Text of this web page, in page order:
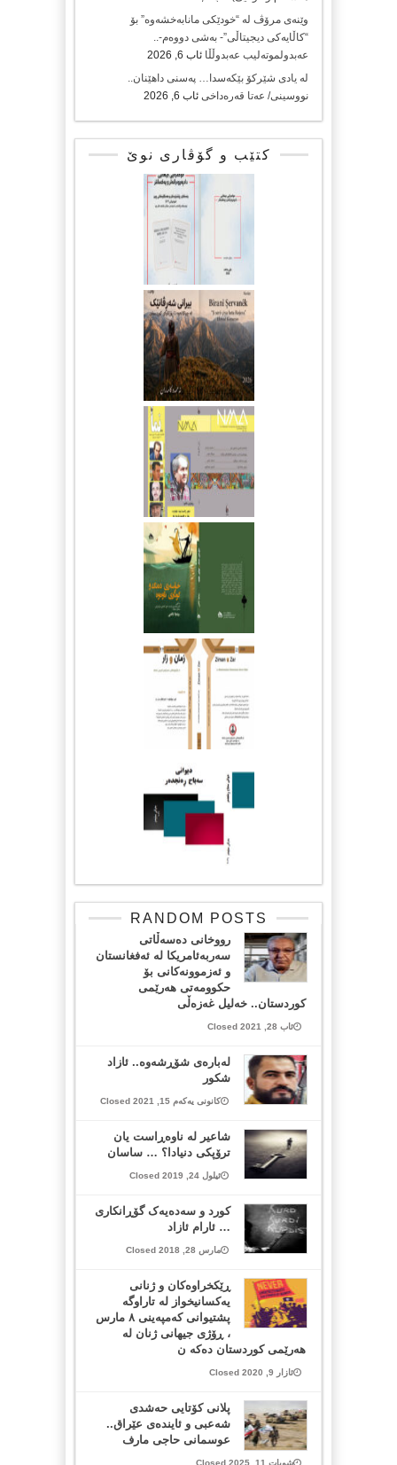
وێنەی مرۆڤ لە “خودێکی مانابەخشەوە” بۆ
“کاڵایەکی دیجیتاڵی”- بەشی دووەم-..
عەبدولموتەلیب عەبدوڵڵا ئاب 6, 2026
لە یادی شێرکۆ بێکەسدا… پەسنی داهێنان..
نووسینی/ عەتا قەرەداخی ئاب 6, 2026
کتێب و گۆڤاری نوێ
RANDOM POSTS
رووخانی دەسەڵاتی
سەربەئامریکا لە ئەفغانستان
و ئەزموونەکانی بۆ
حکوومەتی هەرێمی
کوردستان.. خەلیل ‌غەزەڵی
ئاب 28, 2021 Closed
لەبارەی شۆڕشەوە.. ئازاد
شکور
کانونی یەکەم 15, 2021 Closed
شاعیر له‌ ناوه‌ڕاست یان
ترۆپکی دنیادا؟ … ساسان
ئیلول 24, 2019 Closed
کورد و سەدەیەک گۆڕانکاری
… ئارام ئازاد
مارس 28, 2018 Closed
ڕێکخراوەکان و ژنانی
یەکسانیخواز لە تاراوگە
پشتیوانی کەمپەینی ٨ مارس
، ڕۆژی جیهانی ژنان لە
هەرێمی کوردستان دەکە ن
ئازار 9, 2020 Closed
پلانی کۆتایی حەشدی
شەعبی و ئایندەی عێراق..
عوسمانی حاجی مارف
شوبات 11, 2025 Closed